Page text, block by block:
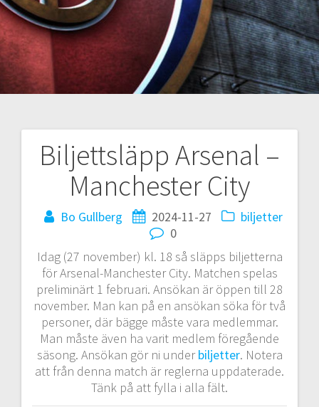
Biljettsläpp Arsenal –
Manchester City
Bo Gullberg 2024-11-27
biljetter
0
Idag (27 november) kl. 18 så släpps biljetterna
för Arsenal-Manchester City. Matchen spelas
preliminärt 1 februari. Ansökan är öppen till 28
november. Man kan på en ansökan söka för två
personer, där bägge måste vara medlemmar.
Man måste även ha varit medlem föregående
säsong. Ansökan gör ni underbiljetter. Notera
att från denna match är reglerna uppdaterade.
Tänk på att fylla i alla fält.
Inläggsnavigering